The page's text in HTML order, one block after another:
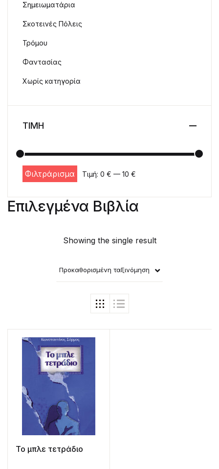
Επιλεγμένα Βιβλία
Showing the single result
Προκαθορισμένη ταξινόμηση
Το μπλε τετράδιο
Σημειωματάρια
Σκοτεινές Πόλεις
Τρόμου
Φαντασίας
Χωρίς κατηγορία
ΤΙΜΗ
Ελάχιστη τιμή
Μέγιστη τιμή
Φιλτράρισμα Τιμή: 0 € — 10 €